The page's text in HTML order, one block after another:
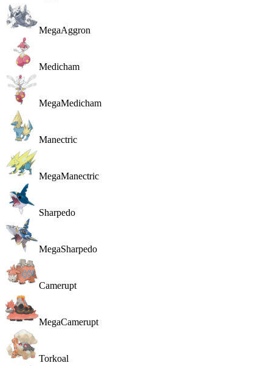
MegaAggron
Medicham
MegaMedicham
Manectric
MegaManectric
Sharpedo
MegaSharpedo
Camerupt
MegaCamerupt
Torkoal